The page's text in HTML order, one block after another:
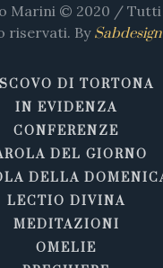
Marini © 2020 /
riservati. BySabdesign
DI TORTONA
IN EVIDENZA
CONFERENZE
DEL GIORNO
DELLA
LECTIO DIVINA
MEDITAZIONI
OMELIE